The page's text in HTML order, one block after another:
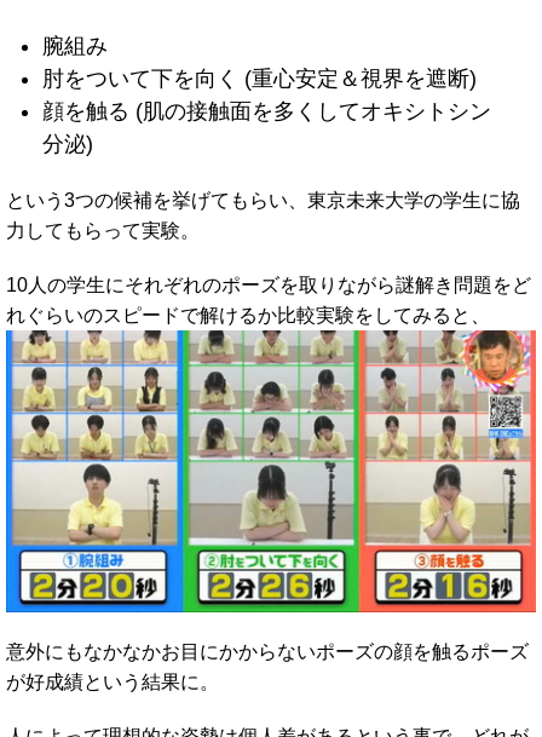
腕組み
肘をついて下を向く (重心安定＆視界を遮断)
顔を触る (肌の接触面を多くしてオキシトシン
分泌)
という3つの候補を挙げてもらい、東京未来大学の学生に協
力してもらって実験。
10人の学生にそれぞれのポーズを取りながら謎解き問題をど
れぐらいのスピードで解けるか比較実験をしてみると、
意外にもなかなかお目にかからないポーズの顔を触るポーズ
が好成績という結果に。